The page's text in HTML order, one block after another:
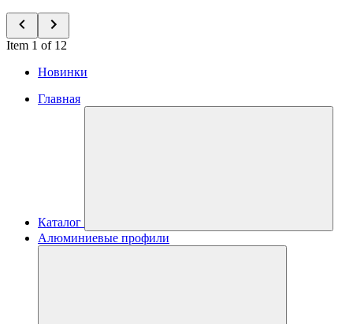
Item 1 of 12
Новинки
Главная
Каталог
Алюминиевые профили